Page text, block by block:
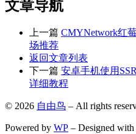
文章导航
上一篇 CMYNetwork红
场推荐
返回文章列表
下一篇 安卓手机使用
详细教程
© 2026 自由鸟 – All rights
Powered by WP – Designed with